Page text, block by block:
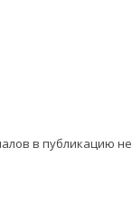
в публикацию